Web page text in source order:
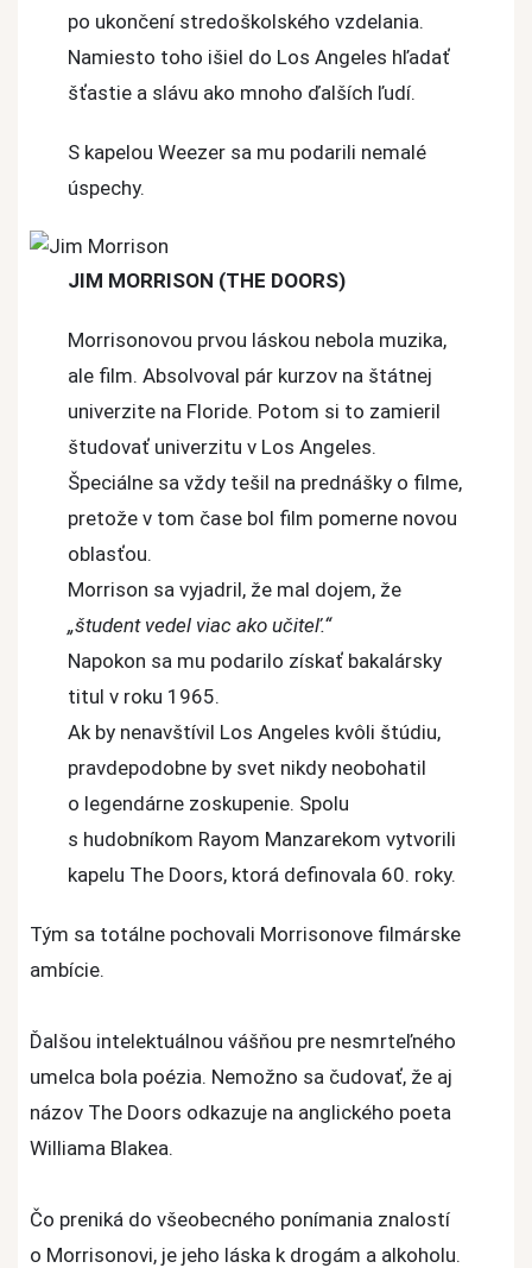
po ukončení stredoškolského vzdelania.
Namiesto toho išiel do Los Angeles hľadať
šťastie a slávu ako mnoho ďalších ľudí.
S kapelou Weezer sa mu podarili nemalé
úspechy.
JIM MORRISON (THE DOORS)
Morrisonovou prvou láskou nebola muzika,
ale film. Absolvoval pár kurzov na štátnej
univerzite na Floride. Potom si to zamieril
študovať univerzitu v Los Angeles.
Špeciálne sa vždy tešil na prednášky o filme,
pretože v tom čase bol film pomerne novou
oblasťou.
Morrison sa vyjadril, že mal dojem, že
„študent vedel viac ako učiteľ.“
Napokon sa mu podarilo získať bakalársky
titul v roku 1965.
Ak by nenavštívil Los Angeles kvôli štúdiu,
pravdepodobne by svet nikdy neobohatil
o legendárne zoskupenie. Spolu
s hudobníkom Rayom Manzarekom vytvorili
kapelu The Doors, ktorá definovala 60. roky.
Tým sa totálne pochovali Morrisonove filmárske
ambície.
Ďalšou intelektuálnou vášňou pre nesmrteľného
umelca bola poézia. Nemožno sa čudovať, že aj
názov The Doors odkazuje na anglického poeta
Williama Blakea.
Čo preniká do všeobecného ponímania znalostí
o Morrisonovi, je jeho láska k drogám a alkoholu.